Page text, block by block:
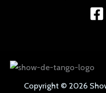
Copyright © 2026